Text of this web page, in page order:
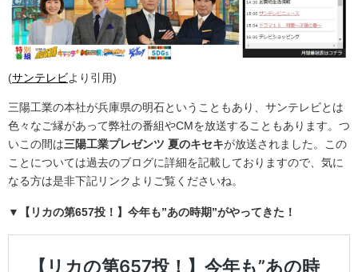
(サンテレビより引用)
三陽工業の本社が兵庫県の明石ということもあり、サンテレビとは
色々なご縁があって弊社の番組やCMを放送することもあります。つ
いこの間は三陽工業プレゼンツ 夏のキセキが放送されました。この
ことについては過去のブログに詳細を記載しておりますので、気に
なる方は是非下記リンクよりご覧くださいね。
▼【リカの第657投！】今年も”あの時期”がやってきた！